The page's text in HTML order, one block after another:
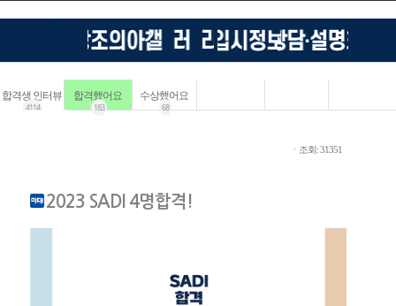
합격생 인터뷰
4114
합격했어요
183
수상했어요
68
ㆍ조회: 31351
2023 SADI 4명합격!